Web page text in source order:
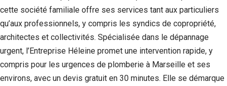
cette société familiale offre ses services tant aux particuliers
qu’aux professionnels, y compris les syndics de copropriété,
architectes et collectivités. Spécialisée dans le dépannage
urgent, l’Entreprise Héleine promet une intervention rapide, y
compris pour les urgences de plomberie à Marseille et ses
environs, avec un devis gratuit en 30 minutes. Elle se démarque